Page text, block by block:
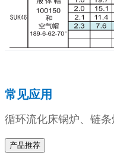
常见应用
循环流化床锅炉、链
产品推荐